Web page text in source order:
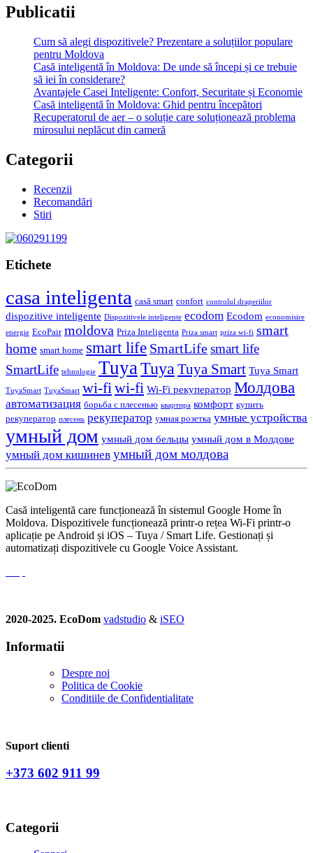
Publicatii
Cum să alegi dispozitivele? Prezentare a soluțiilor populare
pentru Moldova
Casă inteligentă în Moldova: De unde să începi și ce trebuie
să iei în considerare?
Avantajele Casei Inteligente: Confort, Securitate și Economie
Casă inteligentă în Moldova: Ghid pentru începători
Recuperatorul de aer – o soluție care soluționează problema
mirosului neplăcut din cameră
Categorii
Recenzii
Recomandări
Stiri
Etichete
casa inteligenta casă smart confort controlul draperiilor
dispozitive inteligente Dispozitivele inteligente ecodom Ecodom economisire
energie EcoPair moldova Priza Inteligenta Priza smart priza wi-fi smart
home smart home smart life SmartLife smart life
SmartLife tehnologie Tuya Tuya Tuya Smart Tuya Smart
TuyaSmart TuyaSmart wi-fiwi-fi Wi-Fi рекуператор Молдова
автоматизация борьба с плесенью квартира комфорт купить
рекуператор плесень рекуператор умная розетка умные устройства
умный дом умный дом бельцы умный дом в Молдове
умный дом кишинев умный дом молдова
Casă inteligentă care funcționează în sistemul Google Home în
Moldova. Dispozitivele funcționează printr-o rețea Wi-Fi printr-o
aplicație pe Android și iOS – Tuya / Smart Life. Gestionați și
automatizați dispozitivele cu Google Voice Assistant.
2020-2025. EcoDom vadstudio & iSEO
Informatii
Despre noi
Politica de Сookie
Conditiile de Confidentialitate
Suport clienti
+373 602 911 99
Categorii